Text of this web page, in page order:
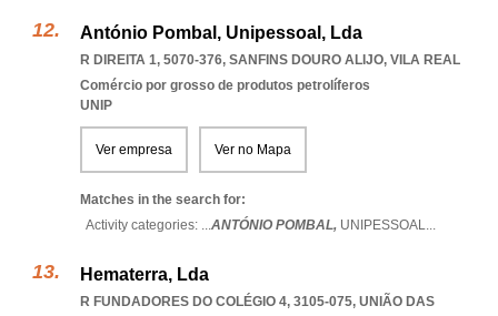
António Pombal, Unipessoal, Lda
R DIREITA 1, 5070-376, SANFINS DOURO ALIJO, VILA REAL
Comércio por grosso de produtos petrolíferos
UNIP
Ver empresa Ver no Mapa
Matches in the search for:
Activity categories: ...ANTÓNIO POMBAL, UNIPESSOAL...
Hematerra, Lda
R FUNDADORES DO COLÉGIO 4, 3105-075, UNIÃO DAS